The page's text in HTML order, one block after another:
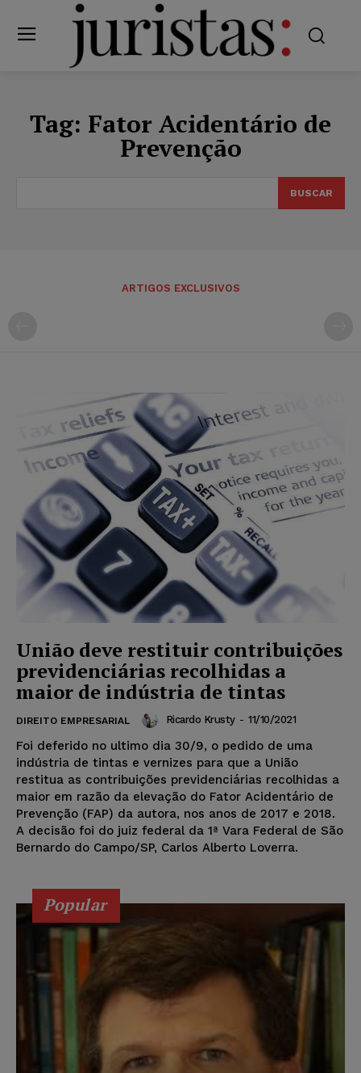
Tag: Fator Acidentário de
Prevenção
BUSCAR
ARTIGOS EXCLUSIVOS
União deve restituir contribuições
previdenciárias recolhidas a
maior de indústria de tintas
DIREITO EMPRESARIAL Ricardo Krusty - 11/10/2021
Foi deferido no ultimo dia 30/9, o pedido de uma
indústria de tintas e vernizes para que a União
restitua as contribuições previdenciárias recolhidas a
maior em razão da elevação do Fator Acidentário de
Prevenção (FAP) da autora, nos anos de 2017 e 2018.
A decisão foi do juiz federal da 1ª Vara Federal de São
Bernardo do Campo/SP, Carlos Alberto Loverra.
Popular